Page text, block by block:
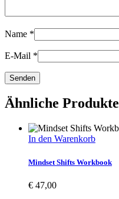
Name *
E-Mail *
Ähnliche Produkte
In den Warenkorb
Mindset Shifts Workbook
€ 47,00